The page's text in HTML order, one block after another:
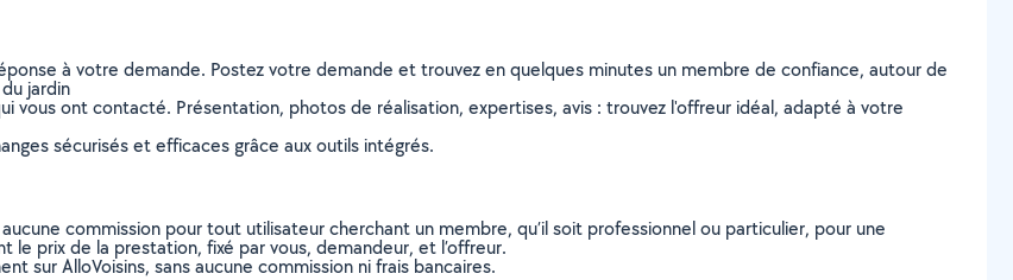
à votre demande. Postez votre demande et trouvez en quelques minutes un membre de confiance, autour de
jardin
vous ont contacté. Présentation, photos de réalisation, expertises, avis : trouvez l'offreur idéal, adapté à votre
sécurisés et efficaces grâce aux outils intégrés.
commission pour tout utilisateur cherchant un membre, qu’il soit professionnel ou particulier, pour une
prix de la prestation, fixé par vous, demandeur, et l’offreur.
sur AlloVoisins, sans aucune commission ni frais bancaires.